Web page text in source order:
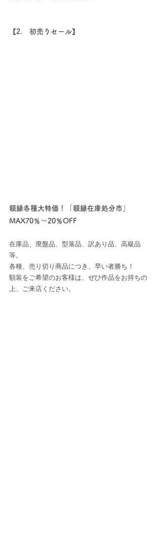
【2.　初売りセール】
額縁各種大特価！「額縁在庫処分市」
MAX70％～20％OFF
在庫品、廃盤品、型落品、訳あり品、高級品
等。
各種、売り切り商品につき、早い者勝ち！
額装をご希望のお客様は、ぜひ作品をお持ちの
上、ご来店ください。